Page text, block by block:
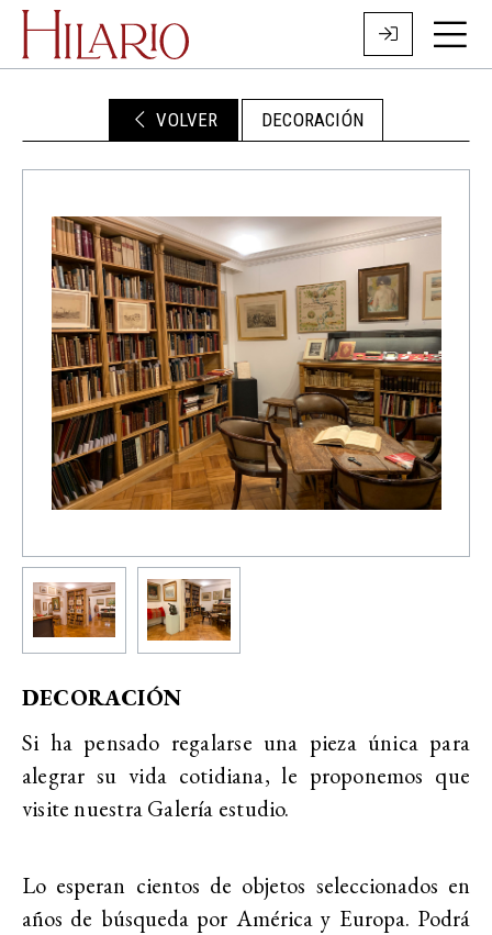
VOLVER DECORACIÓN
DECORACIÓN
Si ha pensado regalarse una pieza única para
alegrar su vida cotidiana, le proponemos que
visite nuestra Galería estudio.
Lo esperan cientos de objetos seleccionados en
años de búsqueda por América y Europa. Podrá